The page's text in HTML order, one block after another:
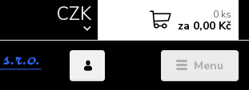
Menu
CZK 0 ks
za 0,00 Kč